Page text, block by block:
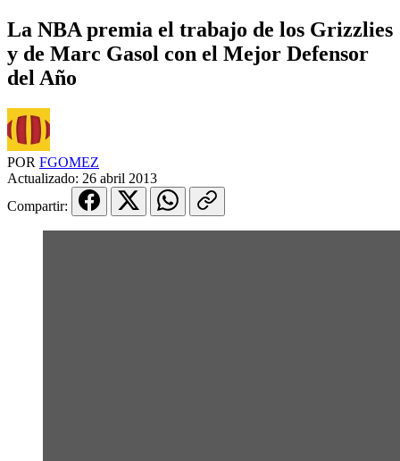
La NBA premia el trabajo de los Grizzlies
y de Marc Gasol con el Mejor Defensor
del Año
POR FGOMEZ
Actualizado: 26 abril 2013
Compartir: